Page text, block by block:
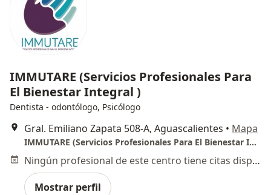
IMMUTARE (Servicios Profesionales Para
El Bienestar Integral )
Dentista - odontólogo, Psicólogo
Gral. Emiliano Zapata 508-A, Aguascalientes • Mapa
IMMUTARE (Servicios Profesionales Para El Bienestar Integral )
Ningún profesional de este centro tiene citas disponibles
Mostrar perfil